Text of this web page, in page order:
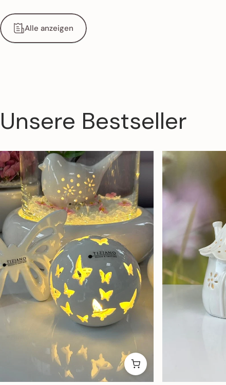
Alle anzeigen
Unsere Bestseller